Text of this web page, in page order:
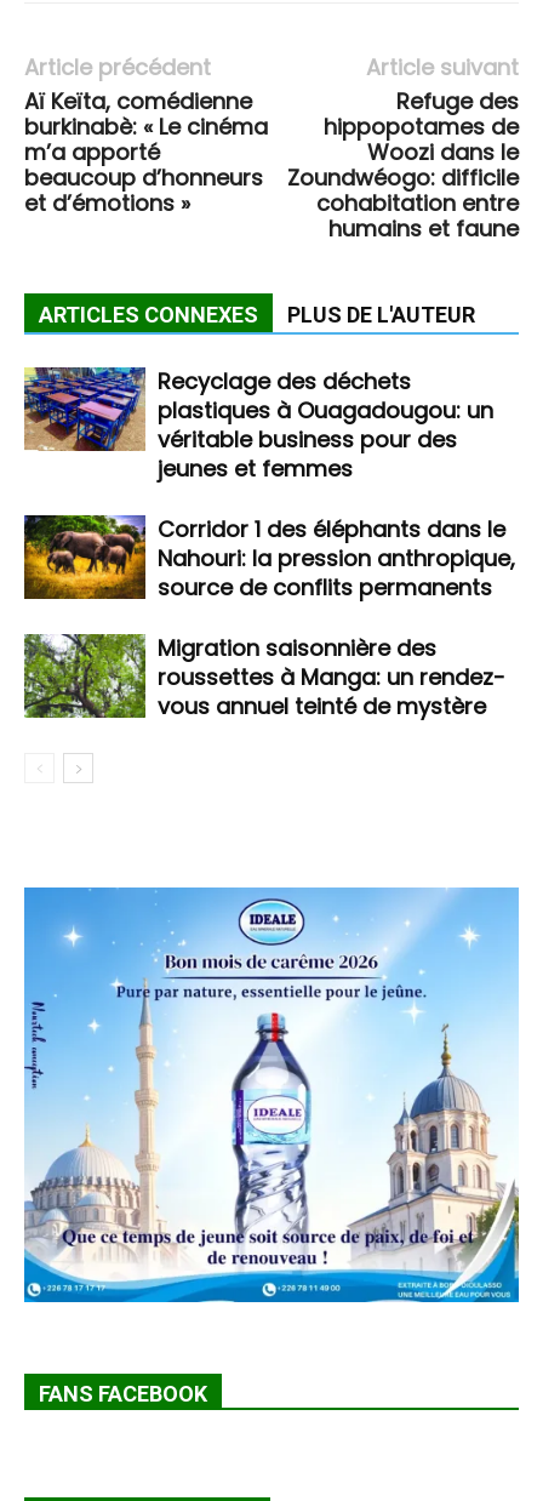
Article précédent
Aï Keïta, comédienne
burkinabè: « Le cinéma
m’a apporté
beaucoup d’honneurs
et d’émotions »
Article suivant
Refuge des
hippopotames de
Woozi dans le
Zoundwéogo: difficile
cohabitation entre
humains et faune
ARTICLES CONNEXES PLUS DE L'AUTEUR
Recyclage des déchets
plastiques à Ouagadougou: un
véritable business pour des
jeunes et femmes
Corridor 1 des éléphants dans le
Nahouri: la pression anthropique,
source de conflits permanents
Migration saisonnière des
roussettes à Manga: un rendez-
vous annuel teinté de mystère
FANS FACEBOOK